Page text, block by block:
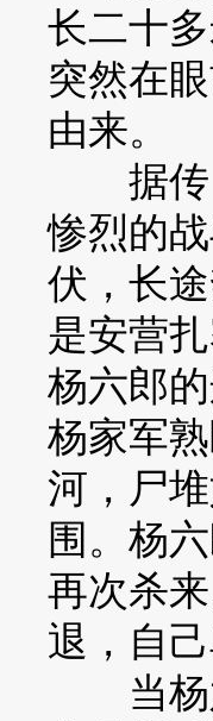
长二十
突然在
由来。
据传，
惨烈的
伏，长
是安营
杨六郎
杨家军
河，尸
围。杨
再次杀
退，自
当杨六